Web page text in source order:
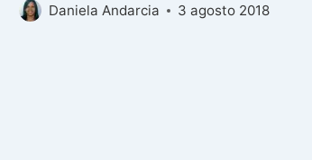
Daniela Andarcia 3 agosto 2018